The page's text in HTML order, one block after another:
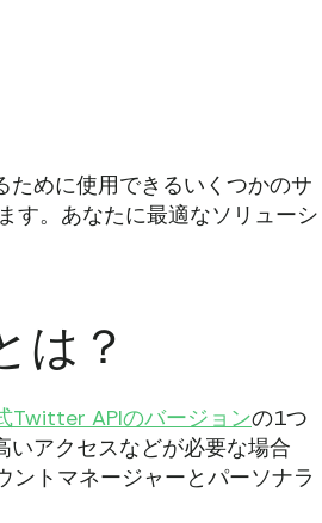
めに使用できるいくつかのサ
す。あなたに最適なソリューシ
は？
Twitter APIのバージョンの1つ
アクセスなどが必要な場合
トマネージャーとパーソナラ